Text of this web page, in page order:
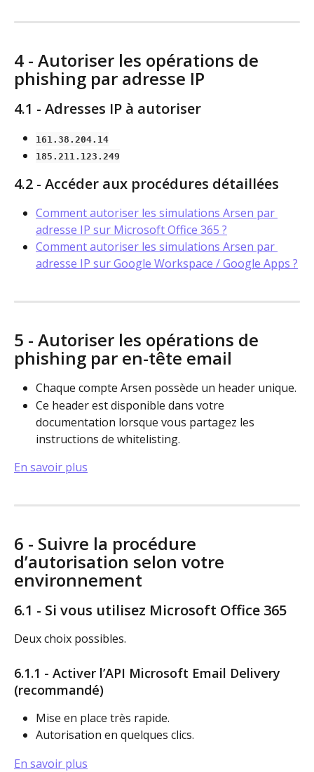
4 - Autoriser les opérations de
phishing par adresse IP
4.1 - Adresses IP à autoriser
161.38.204.14
185.211.123.249
4.2 - Accéder aux procédures détaillées
Comment autoriser les simulations Arsen par
adresse IP sur Microsoft Office 365 ?
Comment autoriser les simulations Arsen par
adresse IP sur Google Workspace / Google Apps ?
5 - Autoriser les opérations de
phishing par en-tête email
Chaque compte Arsen possède un header unique.
Ce header est disponible dans votre
documentation lorsque vous partagez les
instructions de whitelisting.
En savoir plus
6 - Suivre la procédure
d’autorisation selon votre
environnement
6.1 - Si vous utilisez Microsoft Office 365
Deux choix possibles.
6.1.1 - Activer l’API Microsoft Email Delivery
(recommandé)
Mise en place très rapide.
Autorisation en quelques clics.
En savoir plus